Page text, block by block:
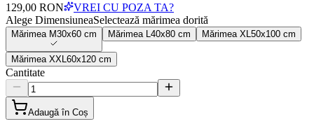
129,00 RON
VREI CU POZA TA?
Alege DimensiuneaSelectează mărimea dorită
Mărimea M30x60 cm Mărimea 40x80 cm Mărimea XL 50x100 cm
Mărimea XXL 60x120 cm
Cantitate
Adaugă în Coș